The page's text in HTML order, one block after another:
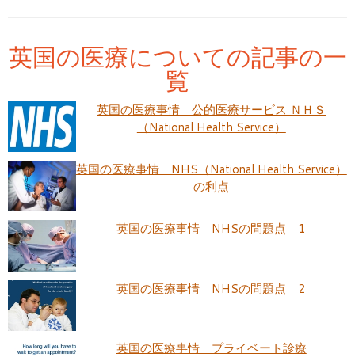
英国の医療についての記事の一
覧
英国の医療事情 公的医療サービス ＮＨＳ
（National Health Service）
英国の医療事情 NHS（National Health Service）
の利点
英国の医療事情 NHSの問題点 1
英国の医療事情 NHSの問題点 2
英国の医療事情 プライベート診療